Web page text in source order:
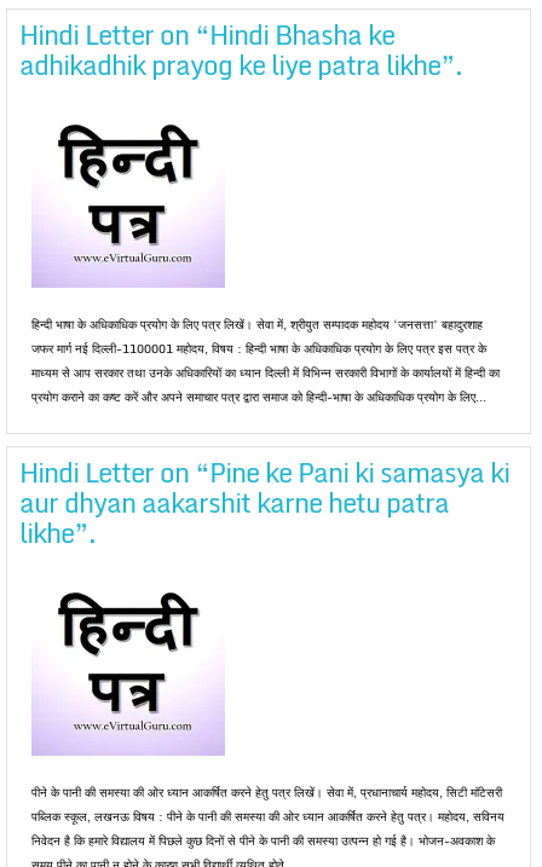
Hindi Letter on “Hindi Bhasha ke
adhikadhik prayog ke liye patra likhe”.
हिन्दी भाषा के अधिकाधिक प्रयोग के लिए पत्र लिखें। सेवा में, श्रीयुत सम्पादक महोदय ‘जनसत्ता’ बहादुरशाह
जफर मार्ग नई दिल्ली-1100001 महोदय, विषय : हिन्दी भाषा के अधिकाधिक प्रयोग के लिए पत्र इस पत्र के
माध्यम से आप सरकार तथा उनके अधिकारियों का ध्यान दिल्ली में विभिन्न सरकारी विभागों के कार्यालयों में हिन्दी का
प्रयोग कराने का कष्ट करें और अपने समाचार पत्र द्वारा समाज को हिन्दी-भाषा के अधिकाधिक प्रयोग के लिए...
Hindi Letter on “Pine ke Pani ki samasya ki
aur dhyan aakarshit karne hetu patra
likhe”.
पीने के पानी की समस्या की ओर ध्यान आकर्षित करने हेतु पत्र लिखें। सेवा में, प्रधानाचार्य महोदय, सिटी मॉटेसरी
पब्लिक स्कूल, लखनऊ विषय : पीने के पानी की समस्या की ओर ध्यान आकर्षित करने हेतु पत्र। महोदय, सविनय
निवेदन है कि हमारे विद्यालय में पिछले कुछ दिनों से पीने के पानी की समस्या उत्पन्न हो गई है। भोजन-अवकाश के